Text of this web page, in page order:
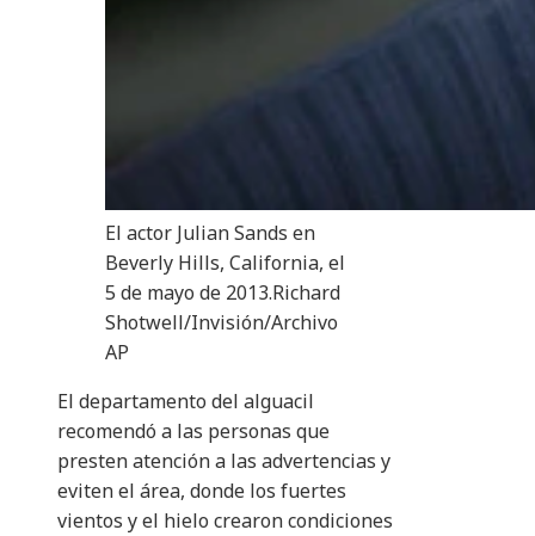
El actor Julian Sands en
Beverly Hills, California, el
5 de mayo de 2013.Richard
Shotwell/Invisión/Archivo
AP
El departamento del alguacil
recomendó a las personas que
presten atención a las advertencias y
eviten el área, donde los fuertes
vientos y el hielo crearon condiciones